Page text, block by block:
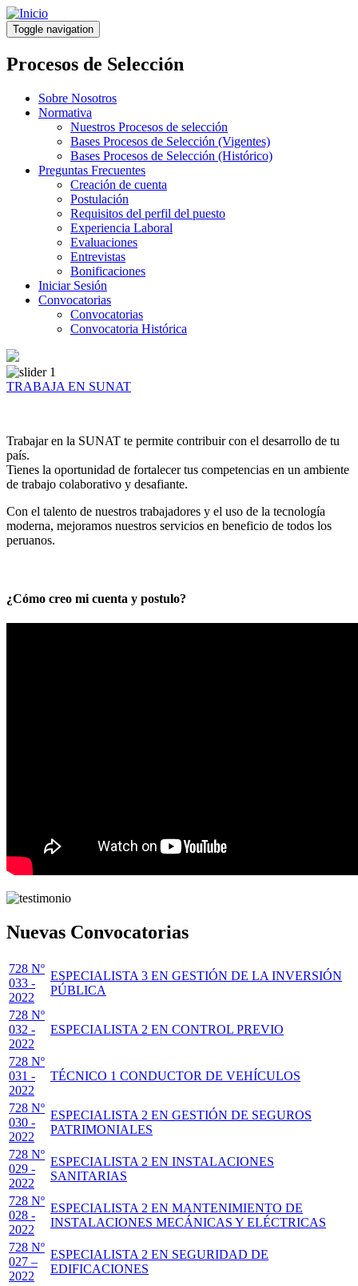
Pasar
al
contenido
principal
Toggle navigation
Procesos de Selección
Sobre Nosotros
Normativa
Nuestros Procesos de selección
Bases Procesos de Selección (Vigentes)
Bases Procesos de Selección (Histórico)
Preguntas Frecuentes
Creación de cuenta
Postulación
Requisitos del perfil del puesto
Experiencia Laboral
Evaluaciones
Entrevistas
Bonificaciones
Iniciar Sesión
Convocatorias
Convocatorias
Convocatoria Histórica
TRABAJA EN SUNAT
Trabajar en la SUNAT te permite contribuir con el desarrollo de tu
país.
Tienes la oportunidad de fortalecer tus competencias en un ambiente
de trabajo colaborativo y desafiante.
Con el talento de nuestros trabajadores y el uso de la tecnología
moderna, mejoramos nuestros servicios en beneficio de todos los
peruanos.
¿Cómo creo mi cuenta y postulo?
Nuevas Convocatorias
728 Nº
033 -
2022
ESPECIALISTA 3 EN GESTIÓN DE LA INVERSIÓN
PÚBLICA
728 Nº
032 -
2022
ESPECIALISTA 2 EN CONTROL PREVIO
728 Nº
031 -
2022
TÉCNICO 1 CONDUCTOR DE VEHÍCULOS
728 Nº
030 -
2022
ESPECIALISTA 2 EN GESTIÓN DE SEGUROS
PATRIMONIALES
728 Nº
029 -
2022
ESPECIALISTA 2 EN INSTALACIONES
SANITARIAS
728 Nº
028 -
2022
ESPECIALISTA 2 EN MANTENIMIENTO DE
INSTALACIONES MECÁNICAS Y ELÉCTRICAS
728 Nº
027 –
2022
ESPECIALISTA 2 EN SEGURIDAD DE
EDIFICACIONES